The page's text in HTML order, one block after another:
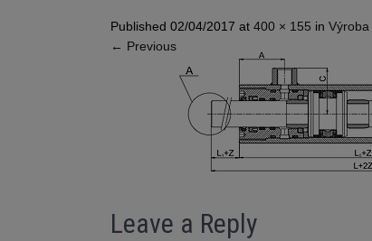
Published 02/04/2017 at 400 × 155 in Výroba
← Previous
Leave a Reply